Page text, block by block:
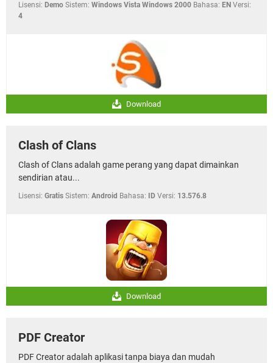
Lisensi: Demo Sistem: Windows Vista Windows 2000 Bahasa: EN Versi:
4
Download
Clash of Clans
Clash of Clans adalah game perang yang dapat dimainkan
sendirian atau...
Lisensi: Gratis Sistem: Android Bahasa: ID Versi: 13.576.8
Download
PDF Creator
PDF Creator adalah aplikasi tanpa biaya dan mudah